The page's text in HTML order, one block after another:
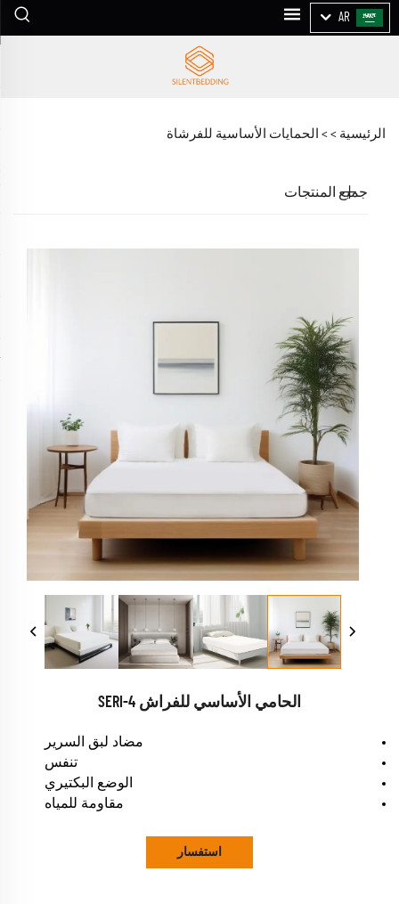
AR
الرئيسية > > الحمايات الأساسية للفرشاة
جميع المنتجات
الحامي الأساسي للفراش SERI-4
مضاد لبق السرير
تنفس
الوضع البكتيري
مقاومة للمياه
استفسار